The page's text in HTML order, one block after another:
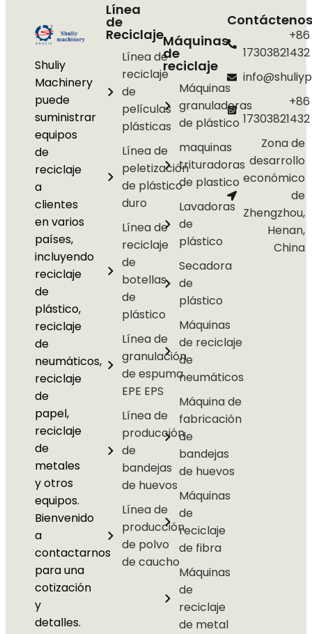
Shuliy
Machinery
puede
suministrar
equipos
de
reciclaje
a
clientes
en varios
países,
incluyendo
reciclaje
de
plástico,
reciclaje
de
neumáticos,
reciclaje
de
papel,
reciclaje
de
metales
y otros
equipos.
Bienvenido
a
contactarnos
para una
cotización
y
detalles.
Línea
de
Reciclaje
Línea de
reciclaje
de
películas
plásticas
Línea de
peletización
de plástico
duro
Línea de
reciclaje
de
botellas
de
plástico
Línea de
granulación
de espuma
EPE EPS
Línea de
producción
de
bandejas
de huevos
Línea de
producción
de polvo
de caucho
Máquinas
de
reciclaje
Máquinas
granuladoras
de plástico
maquinas
trituradoras
de plastico
Lavadoras
de
plástico
Secadora
de
plástico
Máquinas
de reciclaje
de
neumáticos
Máquina de
fabricación
de
bandejas
de huevos
Máquinas
de
reciclaje
de fibra
Máquinas
de
reciclaje
de metal
Contáctenos
+86
17303821432
+86
17303821432
Zona de
desarrollo
económico
de
Zhengzhou,
Henan,
China